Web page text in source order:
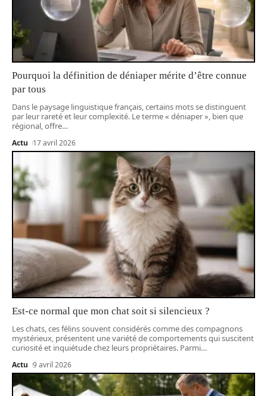
Pourquoi la définition de déniaper mérite d’être connue
par tous
Dans le paysage linguistique français, certains mots se distinguent
par leur rareté et leur complexité. Le terme « déniaper », bien que
régional, offre…
Actu 17 avril 2026
Est-ce normal que mon chat soit si silencieux ?
Les chats, ces félins souvent considérés comme des compagnons
mystérieux, présentent une variété de comportements qui suscitent
curiosité et inquiétude chez leurs propriétaires. Parmi…
Actu 9 avril 2026